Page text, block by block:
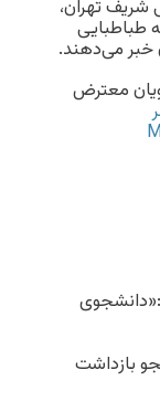
شریف تهران،
طباطبایی
خبر می‌دهند.
دانشجویان معترض
به خوابگاه دانشجویان بیش از ۱۰۰دانشجو بازداشت